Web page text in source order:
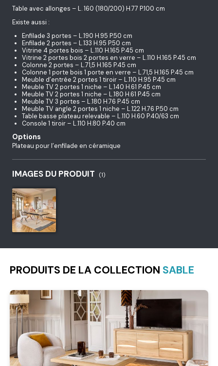
Table avec allonges – L. 160 (180/200) H.77 P.100 cm
Existe aussi :
Enfilade 3 portes – L.190 H.95 P.50 cm
Enfilade 2 portes – L.133 H.95 P.50 cm
Vitrine 4 portes bois – L.110 H.165 P.45 cm
Vitrine 2 portes bois 2 portes en verre – L.110 H.165 P.45 cm
Colonne 2 portes – L.71,5 H.165 P.45 cm
Colonne 1 porte bois 1 porte en verre – L.71,5 H.165 P.45 cm
Meuble d’entrée 2 portes 1 tiroir – L.110 H.95 P.45 cm
Meuble TV 2 portes 1 niche – L.140 H.61 P.45 cm
Meuble TV 2 portes 1 niche – L.180 H.61 P.45 cm
Meuble TV 3 portes – L.180 H.76 P.45 cm
Meuble TV angle 2 portes 1 niche – L.122 H.76 P.50 cm
Table basse plateau relevable – L.110 H.60 P.40/63 cm
Console 1 tiroir – L.110 H.80 P.40 cm
Options
Plateau pour l’enfilade en céramique
IMAGES DU PRODUIT (1)
PRODUITS DE LA COLLECTION SABLE